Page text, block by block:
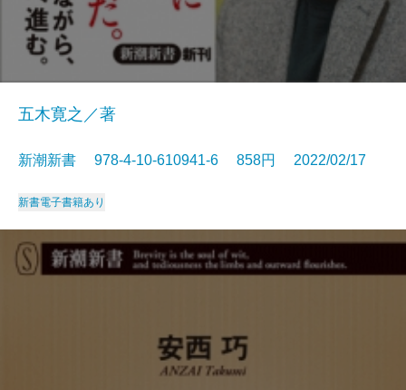
五木寛之／著
新潮新書 978-4-10-610941-6 858円 2022/02/17
新書電子書籍あり